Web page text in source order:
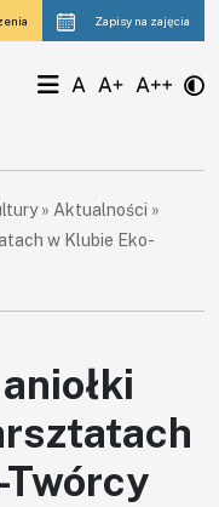
Zapisy na zajęcia
» Aktualności »
w Klubie Eko-